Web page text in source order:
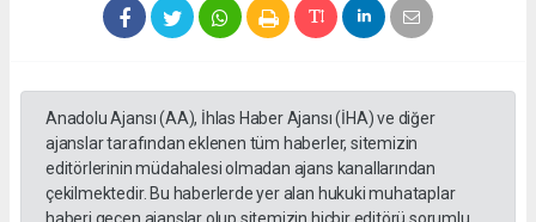
Anadolu Ajansı (AA), İhlas Haber Ajansı (İHA) ve diğer
ajanslar tarafından eklenen tüm haberler, sitemizin
editörlerinin müdahalesi olmadan ajans kanallarından
çekilmektedir. Bu haberlerde yer alan hukuki muhataplar